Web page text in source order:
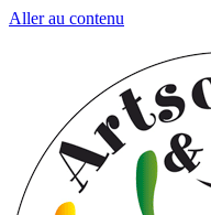
Aller au contenu